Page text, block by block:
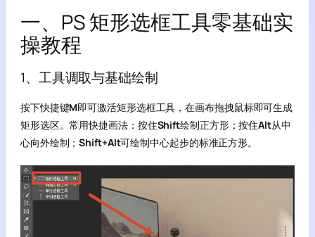
一、PS 矩形选框工具零基础实
操教程
1、工具调取与基础绘制
按下快捷键M即可激活矩形选框工具，在画布拖拽鼠标即可生成
矩形选区。常用快捷画法：按住Shift绘制正方形；按住Alt从中
心向外绘制；Shift+Alt可绘制中心起步的标准正方形。